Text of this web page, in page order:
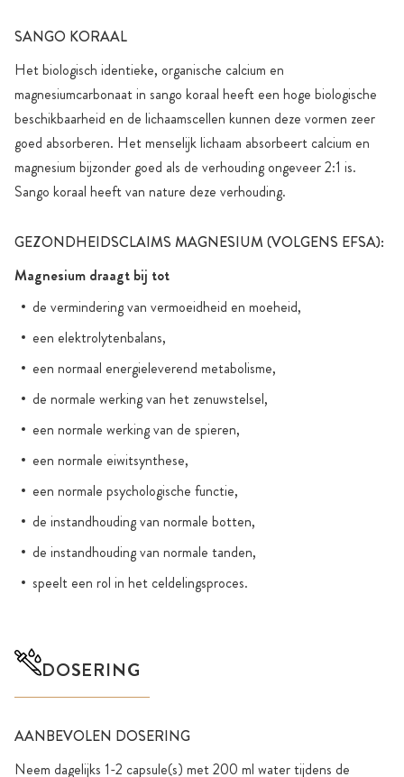
SANGO KORAAL
Het biologisch identieke, organische calcium en
magnesiumcarbonaat in sango koraal heeft een hoge biologische
beschikbaarheid en de lichaamscellen kunnen deze vormen zeer
goed absorberen. Het menselijk lichaam absorbeert calcium en
magnesium bijzonder goed als de verhouding ongeveer 2:1 is.
Sango koraal heeft van nature deze verhouding.
GEZONDHEIDSCLAIMS MAGNESIUM (VOLGENS EFSA):
Magnesium draagt bij tot
de vermindering van vermoeidheid en moeheid,
een elektrolytenbalans,
een normaal energieleverend metabolisme,
de normale werking van het zenuwstelsel,
een normale werking van de spieren,
een normale eiwitsynthese,
een normale psychologische functie,
de instandhouding van normale botten,
de instandhouding van normale tanden,
speelt een rol in het celdelingsproces.
DOSERING
AANBEVOLEN DOSERING
Neem dagelijks 1-2 capsule(s) met 200 ml water tijdens de